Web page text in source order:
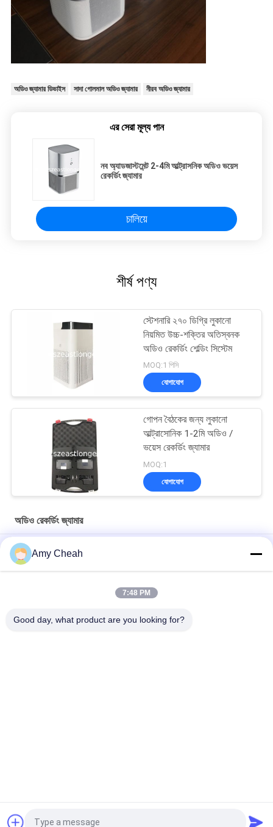
অডিও জ্যামার ডিভাইস সাদা গোলমাল অডিও জ্যামার নীরব অডিও জ্যামার
এর সেরা মূল্য পান
নব অ্যাডজাস্টমেন্ট 2-4মি আল্ট্রাসনিক অডিও ভয়েস
রেকর্ডিং জ্যামার
চালিয়ে
শীর্ষ পণ্য
স্টেশনারি ২৭০ ডিগ্রি লুকানো
নিয়মিত উচ্চ-শক্তির অতিস্বনক
অডিও রেকর্ডিং শেল্ডিং সিস্টেম
MOQ:1 পিসি
যোগাযোগ
গোপন বৈঠকের জন্য লুকানো
আল্ট্রাসোনিক 1-2মি অডিও /
ভয়েস রেকর্ডিং জ্যামার
MOQ:1
যোগাযোগ
অডিও রেকর্ডিং জ্যামার
মিটিং ব্যবহারের জন্য 360 ডিগ্রী সিলিং মাউন্ট লুকানো রেকর্ডিং জ্যামার
আইফোন অ্যান্ড্রয়েড হারমনি সিরিজ অডিও রেকর্ডিং জ্যামার 360 ডিগ্রি ডেস্কটপ 2-5
Amy Cheah
7:48 PM
Good day, what product are you looking for?